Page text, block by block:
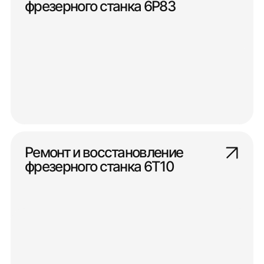
фрезерного станка 6Р83
Ремонт и восстановление
фрезерного станка 6Т10